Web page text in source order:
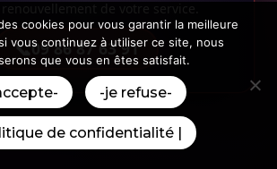
09 86 87 63 91
cookies pour vous garantir la meilleure
vous continuez à utiliser ce site, nous
que vous en êtes satisfait.
-je refuse-
de confidentialité |